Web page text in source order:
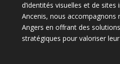
d’identités visuelles et de sites
Ancenis, nous accompagnons
Angers en offrant des
stratégiques pour valoriser